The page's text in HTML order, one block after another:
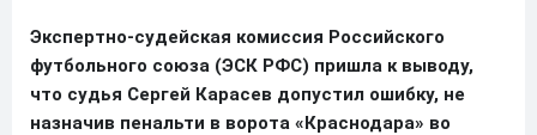
Экспертно-судейская комиссия Российского
футбольного союза (ЭСК РФС) пришла к выводу,
что судья Сергей Карасев допустил ошибку, не
назначив пенальти в ворота «Краснодара» во